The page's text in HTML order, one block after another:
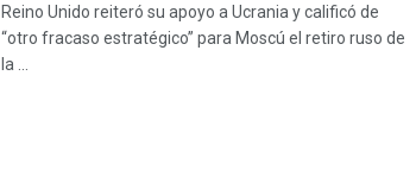
Reino Unido reiteró su apoyo a Ucrania y calificó de
“otro fracaso estratégico” para Moscú el retiro ruso de
la ...